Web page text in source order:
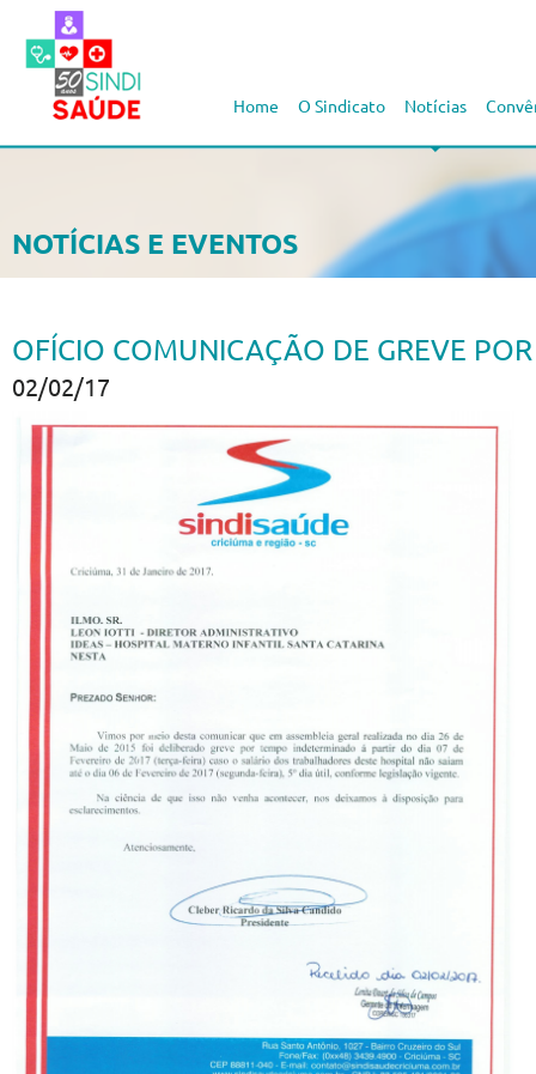
Notícias
O Sindicato
Home
NOTÍCIAS E EVENTOS
OFÍCIO COMUNICAÇÃO DE GREVE
02/02/17